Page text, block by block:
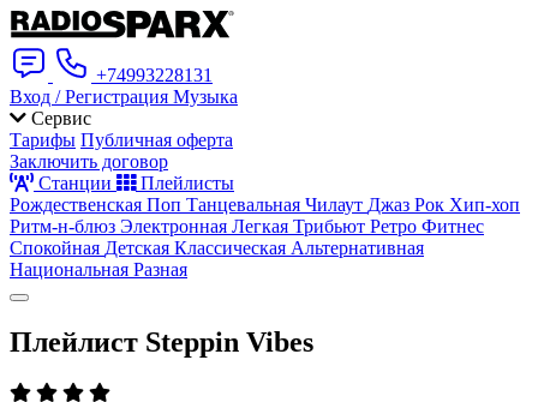
+74993228131
Вход / Регистрация Музыка
Сервис
Тарифы Публичная оферта
Заключить договор
Станции
Плейлисты
Рождественская Поп Танцевальная Чилаут Джаз Рок Хип-хоп
Ритм-н-блюз Электронная Легкая Трибьют Ретро Фитнес
Спокойная Детская Классическая Альтернативная
Национальная Разная
Плейлист Steppin Vibes